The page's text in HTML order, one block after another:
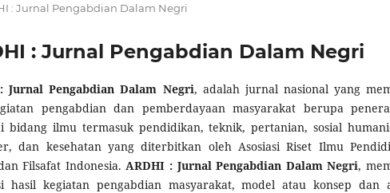
: Jurnal Pengabdian Dalam Negri
: Jurnal Pengabdian Dalam Negri
Jurnal Pengabdian Dalam Negri, adalah jurnal nasional yang
pengabdian dan pemberdayaan masyarakat berupa
bidang ilmu termasuk pendidikan, teknik, pertanian, sosial
dan kesehatan yang diterbitkan oleh Asosiasi Riset Ilmu
Filsafat Indonesia.ARDHI : Jurnal Pengabdian Dalam Negri,
hasil kegiatan pengabdian masyarakat, model atau konsep dan